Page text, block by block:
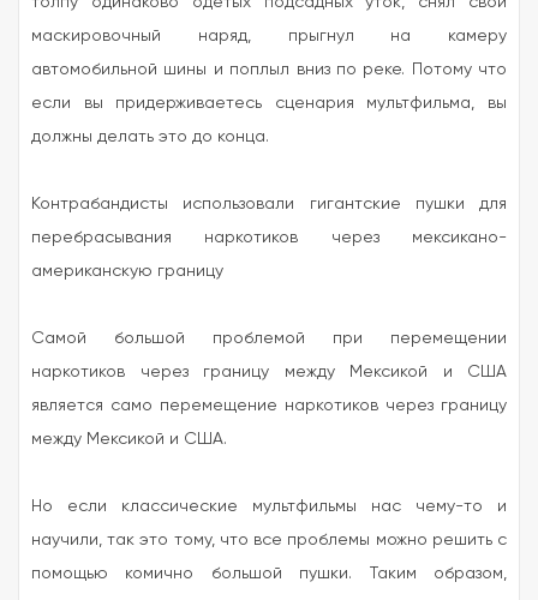
маскировочный наряд, прыгнул на камеру
автомобильной шины и поплыл вниз по реке. Потому что
если вы придерживаетесь сценария мультфильма, вы
должны делать это до конца.
Контрабандисты использовали гигантские пушки для
перебрасывания наркотиков через мексикано-
американскую границу
Самой большой проблемой при перемещении
наркотиков через границу между Мексикой и США
является само перемещение наркотиков через границу
между Мексикой и США.
Но если классические мультфильмы нас чему-то и
научили, так это тому, что все проблемы можно решить с
помощью комично большой пушки. Таким образом,